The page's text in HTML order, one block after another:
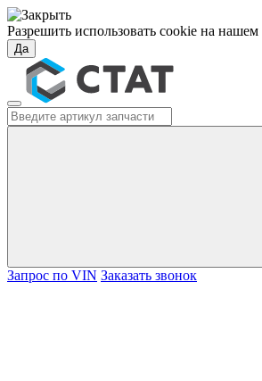
Разрешить использовать cookie на нашем
Да
Запрос по VIN Заказать звонок